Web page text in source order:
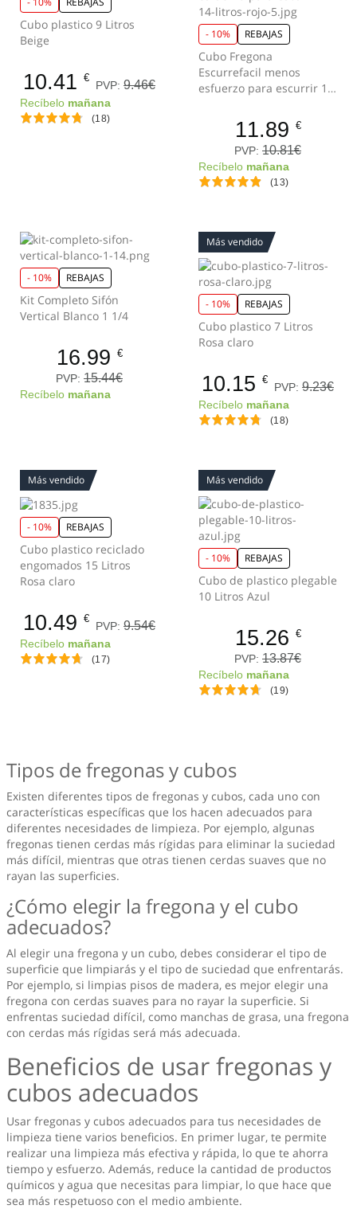
Cubo plastico 9 Litros
Beige
10.41 €
PVP: 9.46€
Recíbelo mañana
(18)
- 10% REBAJAS
Cubo Fregona
Escurrefacil menos
esfuerzo para escurrir 14
11.89 €
PVP: 10.81€
Recíbelo mañana
(13)
- 10% REBAJAS
Kit Completo Sifón
Vertical Blanco 1 1/4
16.99 €
PVP: 15.44€
Recíbelo mañana
Más vendido
- 10% REBAJAS
Cubo plastico 7 Litros
Rosa claro
10.15 €
PVP: 9.23€
Recíbelo mañana
(18)
Más vendido
- 10% REBAJAS
Cubo plastico reciclado
engomados 15 Litros
Rosa claro
10.49 €
PVP: 9.54€
Recíbelo mañana
(17)
Más vendido
- 10% REBAJAS
Cubo de plastico plegable
10 Litros Azul
15.26 €
PVP: 13.87€
Recíbelo mañana
(19)
Tipos de fregonas y cubos
Existen diferentes tipos de fregonas y cubos, cada uno con
características específicas que los hacen adecuados para
diferentes necesidades de limpieza. Por ejemplo, algunas
fregonas tienen cerdas más rígidas para eliminar la suciedad
más difícil, mientras que otras tienen cerdas suaves que no
rayan las superficies.
¿Cómo elegir la fregona y el cubo
adecuados?
Al elegir una fregona y un cubo, debes considerar el tipo de
superficie que limpiarás y el tipo de suciedad que enfrentarás.
Por ejemplo, si limpias pisos de madera, es mejor elegir una
fregona con cerdas suaves para no rayar la superficie. Si
enfrentas suciedad difícil, como manchas de grasa, una fregona
con cerdas más rígidas será más adecuada.
Beneficios de usar fregonas y
cubos adecuados
Usar fregonas y cubos adecuados para tus necesidades de
limpieza tiene varios beneficios. En primer lugar, te permite
realizar una limpieza más efectiva y rápida, lo que te ahorra
tiempo y esfuerzo. Además, reduce la cantidad de productos
químicos y agua que necesitas para limpiar, lo que hace que
sea más respetuoso con el medio ambiente.